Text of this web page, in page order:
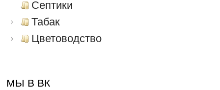
Септики
Табак
Цветоводство
МЫ В ВК